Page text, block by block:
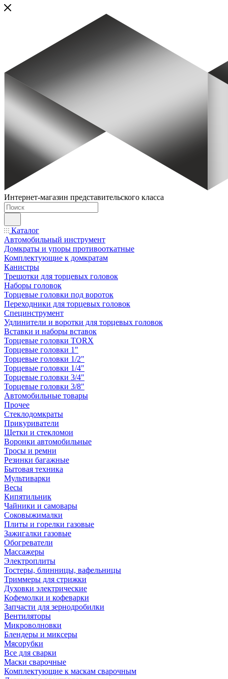
Интернет-магазин представительского класса
Каталог
Автомобильный инструмент
Домкраты и упоры противооткатные
Комплектующие к домкратам
Канистры
Трещотки для торцевых головок
Наборы головок
Торцевые головки под вороток
Переходники для торцевых головок
Специнструмент
Удлинители и воротки для торцевых головок
Вставки и наборы вставок
Торцевые головки TORX
Торцевые головки 1"
Торцевые головки 1/2"
Торцевые головки 1/4"
Торцевые головки 3/4"
Торцевые головки 3/8"
Автомобильные товары
Прочее
Стеклодомкраты
Прикуриватели
Щетки и стекломои
Воронки автомобильные
Тросы и ремни
Резинки багажные
Бытовая техника
Мультиварки
Весы
Кипятильник
Чайники и самовары
Соковыжималки
Плиты и горелки газовые
Зажигалки газовые
Обогреватели
Массажеры
Электроплиты
Тостеры, блинницы, вафельницы
Триммеры для стрижки
Духовки электрические
Кофемолки и кофеварки
Запчасти для зернодробилки
Вентиляторы
Микроволновки
Блендеры и миксеры
Мясорубки
Все для сварки
Маски сварочные
Комплектующие к маскам сварочным